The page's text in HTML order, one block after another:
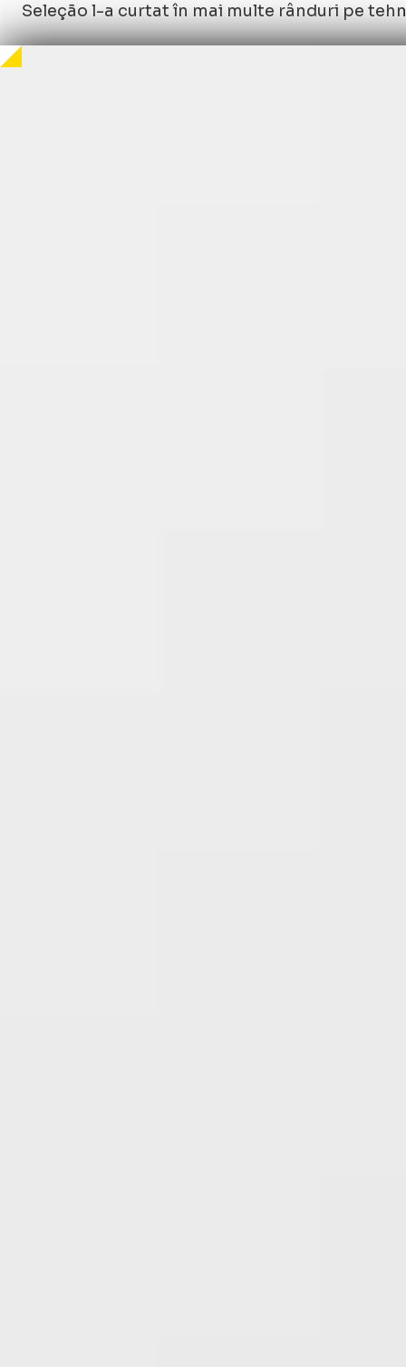
Seleção l-a curtat în mai multe rânduri pe